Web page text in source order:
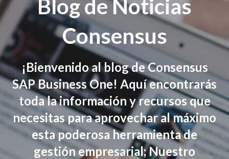
Blog de Noticias
Consensus
¡Bienvenido al blog de Consensus
SAP Business One! Aquí encontrarás
toda la información y recursos que
necesitas para aprovechar al máximo
esta poderosa herramienta de
gestión empresarial; Nuestro